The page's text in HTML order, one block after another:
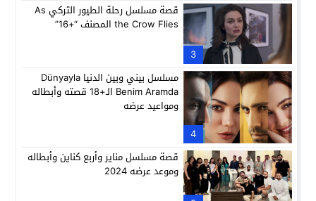
3
قصة مسلسل رحلة الطيور التركي As
the Crow Flies المصنف “+16”
4
مسلسل بيني وبين الدنيا Dünyayla
Benim Aramda الـ+18 قصته وأبطاله
ومواعيد عرضه
قصة مسلسل مناير وأربع كناين وأبطاله
وموعد عرضه 2024